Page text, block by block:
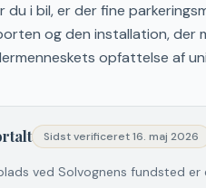
du i bil, er der fine
og den installation,
opfattelse af
Sidst verificeret16. maj 2026
ved Solvognens fundsted